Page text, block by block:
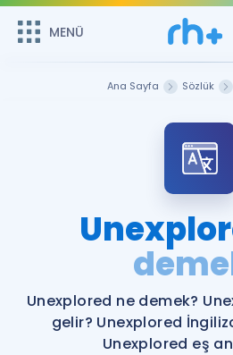
MENÜ
Şifremi
Sepetin Şu An
Remzi Hoca ile seni sınava
bekliyor!
MENÜ
Katılımcı Görüşleri
Faydalı Araçlar
Ücretsiz Kaynaklar
Ana Sayfa Sözlük
Unexplored ne demek?
gelir? Unexplored
Unexplored eş